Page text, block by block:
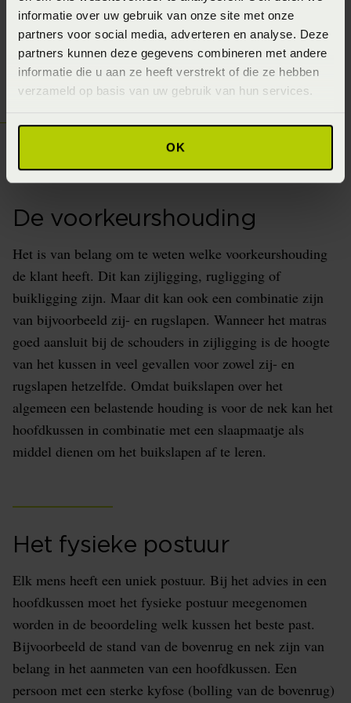
informatie over uw gebruik van onze site met onze
partners voor social media, adverteren en analyse. Deze
partners kunnen deze gegevens combineren met andere
informatie die u aan ze heeft verstrekt of die ze hebben
verzameld op basis van uw gebruik van hun services.
OK
Eerst even thuis
uitproberen.
Kom langs in de winkel
De voorkeurshouding
Het is van belang om te weten welke voorkeurshouding
de klant heeft. Dit kan zijligging, rugligging of
buikligging zijn. Maar dit kan ook een combinatie zijn
van bijvoorbeeld zij- en rugslapen. Wanneer het matras
goed aansluit bij de schouders in zijligging is de hoogte
van het kussen in veel gevallen voor zowel zij- en
rugslapen hetzelfde. Omdat buikslapen over het
algemeen een belastende houding is voor de nek kan het
hoofdkussen in combinatie met een slaapmaatje als
middel dienen om het buikslapen af te leren.
Het fysieke postuur
Elk mens heeft een uniek postuur. Bij het advies in een
hoofdkussen moet het fysieke postuur meegenomen
worden in de beoordeling welk kussen het beste past.
Bijvoorbeeld de stand van de bovenrug en nek zijn van
belang in het aanmeten van een hoofdkussen. Een
persoon met een sterke kyfose (bolling van de bovenrug)